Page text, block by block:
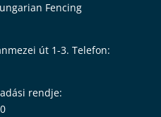
Fencing
út 1-3. Telefon:
rendje: